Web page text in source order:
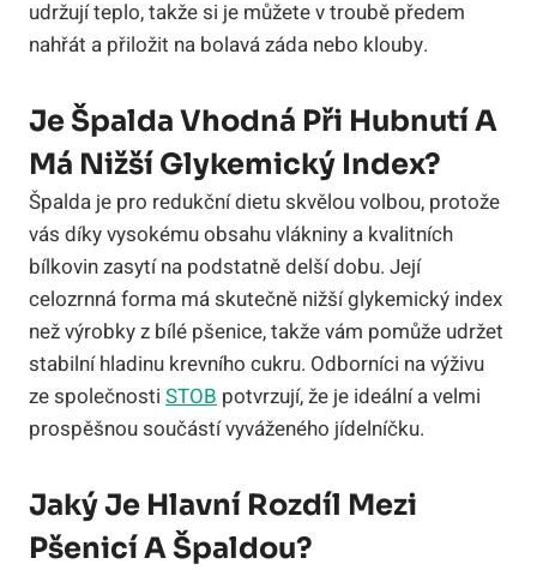
udržují teplo, takže si je můžete v troubě předem
nahřát a přiložit na bolavá záda nebo klouby.
Je Špalda Vhodná Při Hubnutí A
Má Nižší Glykemický Index?
Špalda je pro redukční dietu skvělou volbou, protože
vás díky vysokému obsahu vlákniny a kvalitních
bílkovin zasytí na podstatně delší dobu. Její
celozrnná forma má skutečně nižší glykemický index
než výrobky z bílé pšenice, takže vám pomůže udržet
stabilní hladinu krevního cukru. Odborníci na výživu
ze společnosti STOB potvrzují, že je ideální a velmi
prospěšnou součástí vyváženého jídelníčku.
Jaký Je Hlavní Rozdíl Mezi
Pšenicí A Špaldou?